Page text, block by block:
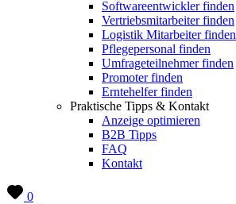
Softwareentwickler finden
Vertriebsmitarbeiter finden
Logistik Mitarbeiter finden
Pflegepersonal finden
Umfrageteilnehmer finden
Promoter finden
Erntehelfer finden
Praktische Tipps & Kontakt
Anzeige optimieren
B2B Tipps
FAQ
Kontakt
0